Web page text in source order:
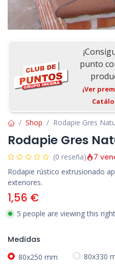
punto
¡Ver
Shop Rodapie Gres
Rodapie Gres
(0 reseña) 7
Rodapie rústico extrusionado
exteriores.
1,56 €
5 people are viewing this
Medidas
80x250 mm 80x330